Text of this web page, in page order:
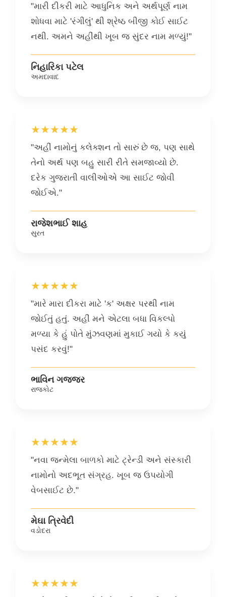
"મારી દીકરી માટે આધુનિક અને અર્થપૂર્ણ નામ
શોધવા માટે 'રંગીલું' થી શ્રેષ્ઠ બીજી કોઈ સાઈટ
નથી. અમને અહીંથી ખૂબ જ સુંદર નામ મળ્યું!"
નિહારિકા પટેલ
અમદાવાદ
★★★★★
"અહીં નામોનું કલેક્શન તો સારું છે જ, પણ સાથે
તેનો અર્થ પણ બહુ સારી રીતે સમજાવ્યો છે.
દરેક ગુજરાતી વાલીઓએ આ સાઈટ જોવી
જોઈએ."
રાજેશભાઈ શાહ
સુરત
★★★★★
"મારે મારા દીકરા માટે 'ક' અક્ષર પરથી નામ
જોઈતું હતું. અહીં મને એટલા બધા વિકલ્પો
મળ્યા કે હું પોતે મુંઝવણમાં મુકાઈ ગયો કે કયું
પસંદ કરવું!"
ભાવિન ગજ્જર
રાજકોટ
★★★★★
"નવા જન્મેલા બાળકો માટે ટ્રેન્ડી અને સંસ્કારી
નામોનો અદભૂત સંગ્રહ. ખૂબ જ ઉપયોગી
વેબસાઈટ છે."
મેઘા ત્રિવેદી
વડોદરા
★★★★★